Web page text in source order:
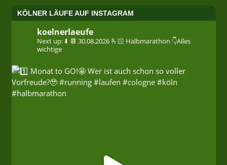
KÖLNER LÄUFE AUF INSTAGRAM
koelnerlaeufe
Next up: ⬇️ 📆 30.08.2026 🫰🏻 Halbmarathon 👇Alles
wichtige